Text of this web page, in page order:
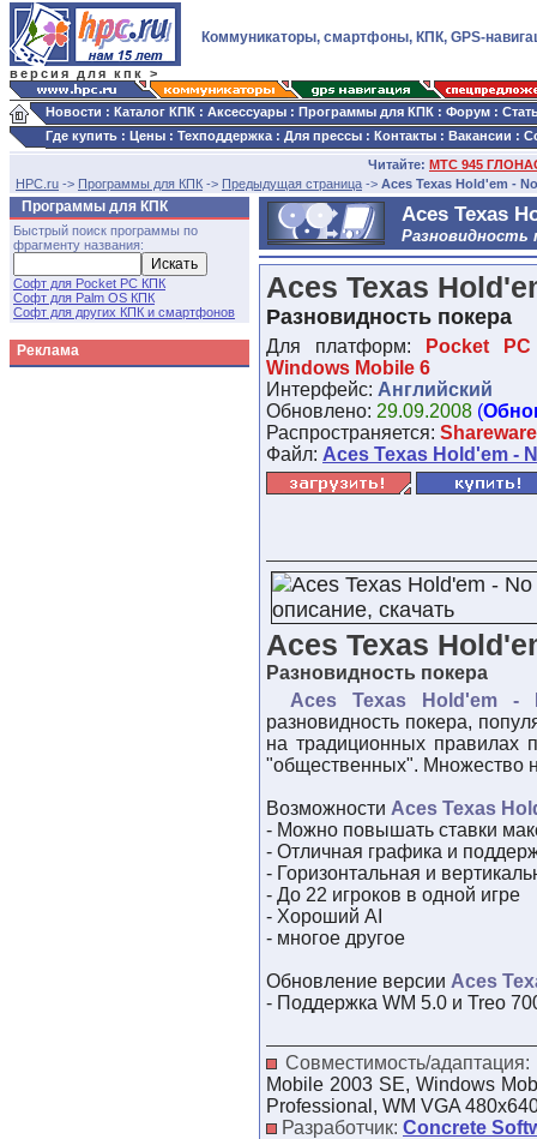
версия для кпк >
Коммуникаторы, смартфоны, КПК, GPS-
Новости : Каталог КПК : Аксессуары : Программы для КПК : Форум :
Где купить : Цены : Техподдержка : Для прессы : Контакты : Вакансии :
Читайте: МТС 945
HPC.ru -> Программы для КПК -> Предыдущая страница -> Aces Texas Hold'em -
Программы для КПК
Быстрый поиск программы по
фрагменту названия:
Софт для Pocket PC КПК
Софт для Palm OS КПК
Софт для других КПК и смартфонов
Реклама
Aces Texas
Разновидность
Aces Texas
Разновидность покера
Для платформ:
Pocket
Windows Mobile 6
Интерфейс: Английский
Обновлено: 29.09.2008 (
Распространяется: Shareware
Файл: Aces Texas Hold'em -
Aces Texas
Разновидность покера
Aces Texas Hold'em -
разновидность покера,
на традиционных правилах
"общественных". Множество
Возможности Aces Texas
- Можно повышать ставки
- Отличная графика и
- Горизонтальная и
- До 22 игроков в одной игре
- Хороший AI
- многое другое
Обновление версии Aces
- Поддержка WM 5.0 и Treo
Совместимость/адаптация:
Mobile 2003 SE, Windows
Professional, WM VGA
Разработчик: Concrete